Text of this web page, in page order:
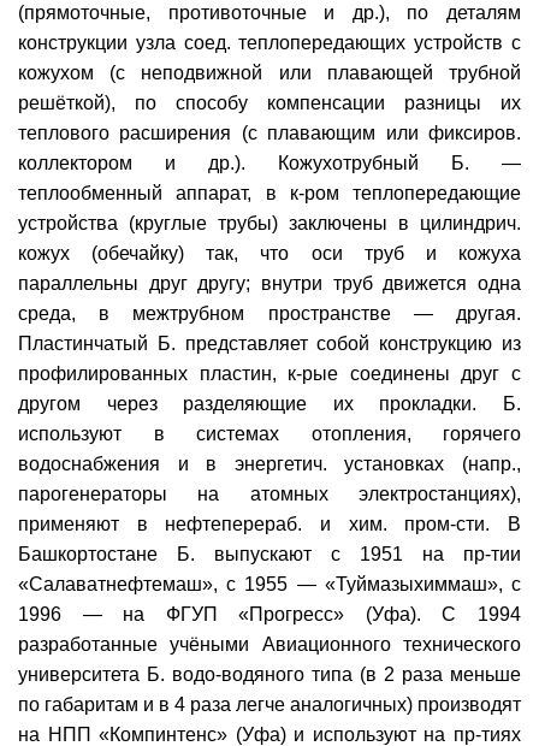
(прямоточные, противоточные и др.), по деталям
конструкции узла соед. теплопередающих устройств с
кожухом (с неподвижной или плавающей трубной
решёткой), по способу компенсации разницы их
теплового расширения (с плавающим или фиксиров.
коллектором и др.). Кожухотрубный Б. —
теплообменный аппарат, в к-ром теплопередающие
устройства (круглые трубы) заключены в цилиндрич.
кожух (обечайку) так, что оси труб и кожуха
параллельны друг другу; внутри труб движется одна
среда, в межтрубном пространстве — другая.
Пластинчатый Б. представляет собой конструкцию из
профилированных пластин, к-рые соединены друг с
другом через разделяющие их прокладки. Б.
используют в системах отопления, горячего
водоснабжения и в энергетич. установках (напр.,
парогенераторы на атомных электростанциях),
применяют в нефтеперераб. и хим. пром-сти. В
Башкортостане Б. выпускают с 1951 на пр-тии
«Салаватнефтемаш», с 1955 — «Туймазыхиммаш», с
1996 — на ФГУП «Прогресс» (Уфа). С 1994
разработанные учёными Авиационного технического
университета Б. водо-водяного типа (в 2 раза меньше
по габаритам и в 4 раза легче аналогичных) производят
на НПП «Компинтенс» (Уфа) и используют на пр-тиях